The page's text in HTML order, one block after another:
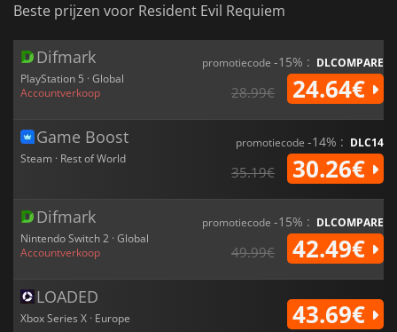
Beste prijzen voor Resident Evil Requiem
Difmark
PlayStation 5 · Global
Accountverkoop
promotiecode -15% : DLCOMPARE
28.99€ 24.64€
Game Boost
Steam · Rest of World
promotiecode -14% : DLC14
35.19€ 30.26€
Difmark
Nintendo Switch 2 · Global
Accountverkoop
promotiecode -15% : DLCOMPARE
49.99€ 42.49€
LOADED
Xbox Series X · Europe 43.69€